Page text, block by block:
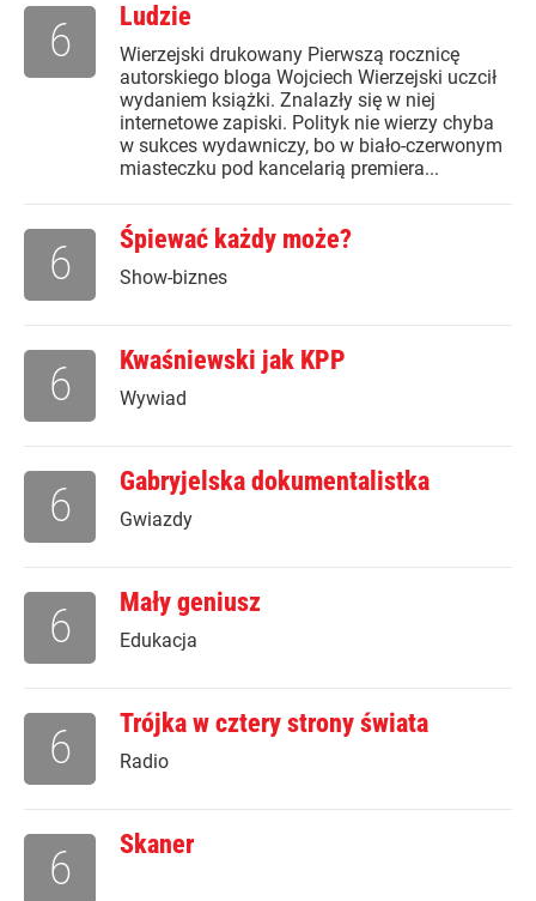
Ludzie
Wierzejski drukowany Pierwszą rocznicę
autorskiego bloga Wojciech Wierzejski uczcił
wydaniem książki. Znalazły się w niej
internetowe zapiski. Polityk nie wierzy chyba
w sukces wydawniczy, bo w biało-czerwonym
miasteczku pod kancelarią premiera...
6
Śpiewać każdy może?
Show-biznes
6
Kwaśniewski jak KPP
Wywiad
6
Gabryjelska dokumentalistka
Gwiazdy
6
Mały geniusz
Edukacja
6
Trójka w cztery strony świata
Radio
6
Skaner
6